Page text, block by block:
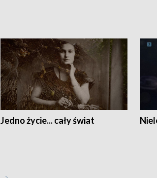
Jedno życie... cały świat